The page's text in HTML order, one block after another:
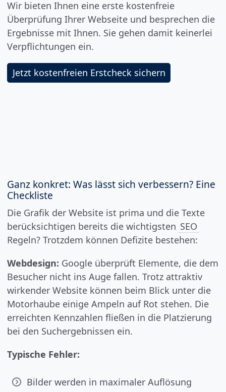
Wir bieten Ihnen eine erste kostenfreie
Überprüfung Ihrer Webseite und besprechen die
Ergebnisse mit Ihnen. Sie gehen damit keinerlei
Verpflichtungen ein.
Jetzt kostenfreien Erstcheck sichern
Ganz konkret: Was lässt sich verbessern? Eine
Checkliste
Die Grafik der Website ist prima und die Texte
berücksichtigen bereits die wichtigsten SEO
Regeln? Trotzdem können Defizite bestehen:
Webdesign: Google überprüft Elemente, die dem
Besucher nicht ins Auge fallen. Trotz attraktiv
wirkender Website können beim Blick unter die
Motorhaube einige Ampeln auf Rot stehen. Die
erreichten Kennzahlen fließen in die Platzierung
bei den Suchergebnissen ein.
Typische Fehler:
Bilder werden in maximaler Auflösung